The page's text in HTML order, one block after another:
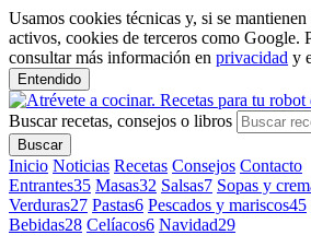
Usamos cookies técnicas y, si se
activos, cookies de terceros como Google.
consultar más información en privacidad y
Entendido
Buscar recetas, consejos o libros
Buscar
Inicio Noticias Recetas Consejos Contacto
Entrantes35 Masas32 Salsas7 Sopas y
Verduras27 Pastas6 Pescados y mariscos45
Bebidas28 Celíacos6 Navidad29